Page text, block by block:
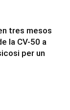
tres mesos
la CV-50 a
per un